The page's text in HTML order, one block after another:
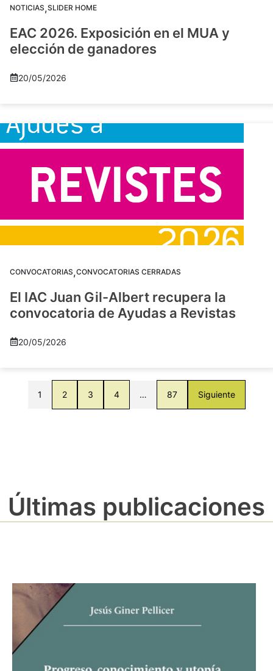
NOTICIAS,SLIDER HOME
EAC 2026. Exposición en el MUA y
elección de ganadores
20/05/2026
CONVOCATORIAS,CONVOCATORIAS CERRADAS
El IAC Juan Gil-Albert recupera la
convocatoria de Ayudas a Revistas
20/05/2026
1 2 3 4 … 87 Siguiente
Últimas publicaciones